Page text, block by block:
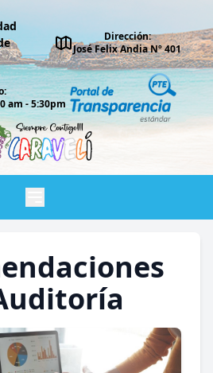
Dirección:
José Felix Andia Nº 401
am - 5:30pm